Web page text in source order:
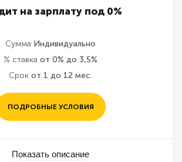
на зарплату под 0%
Сумма Индивидуально
% ставка от 0% до 3,5%
Срок от 1 до 12 мес.
ПОДРОБНЫЕ УСЛОВИЯ
Показать описание